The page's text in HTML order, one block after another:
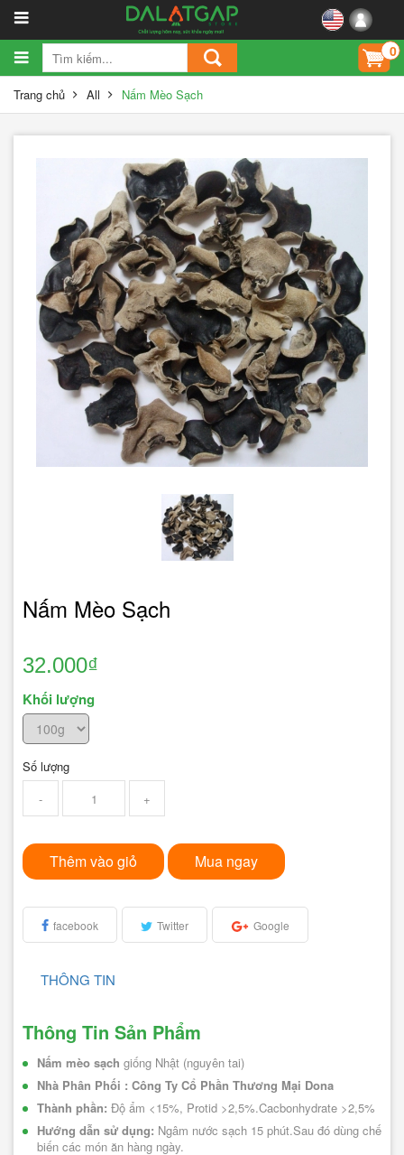
0
Trang chủ All Nấm Mèo Sạch
Nấm Mèo Sạch
32.000₫
Khối lượng
Số lượng
-
+
Thêm vào giỏ Mua ngay
facebook Twitter Google
THÔNG TIN
Thông Tin Sản Phẩm
Nấm mèo sạch giống Nhật (nguyên tai)
Nhà Phân Phối : Công Ty Cổ Phần Thương Mại Dona
Thành phần: Độ ẩm <15%, Protid >2,5%.Cacbonhydrate >2,5%
Hướng dẫn sử dụng: Ngâm nước sạch 15 phút.Sau đó dùng chế
biến các món ăn hàng ngày.